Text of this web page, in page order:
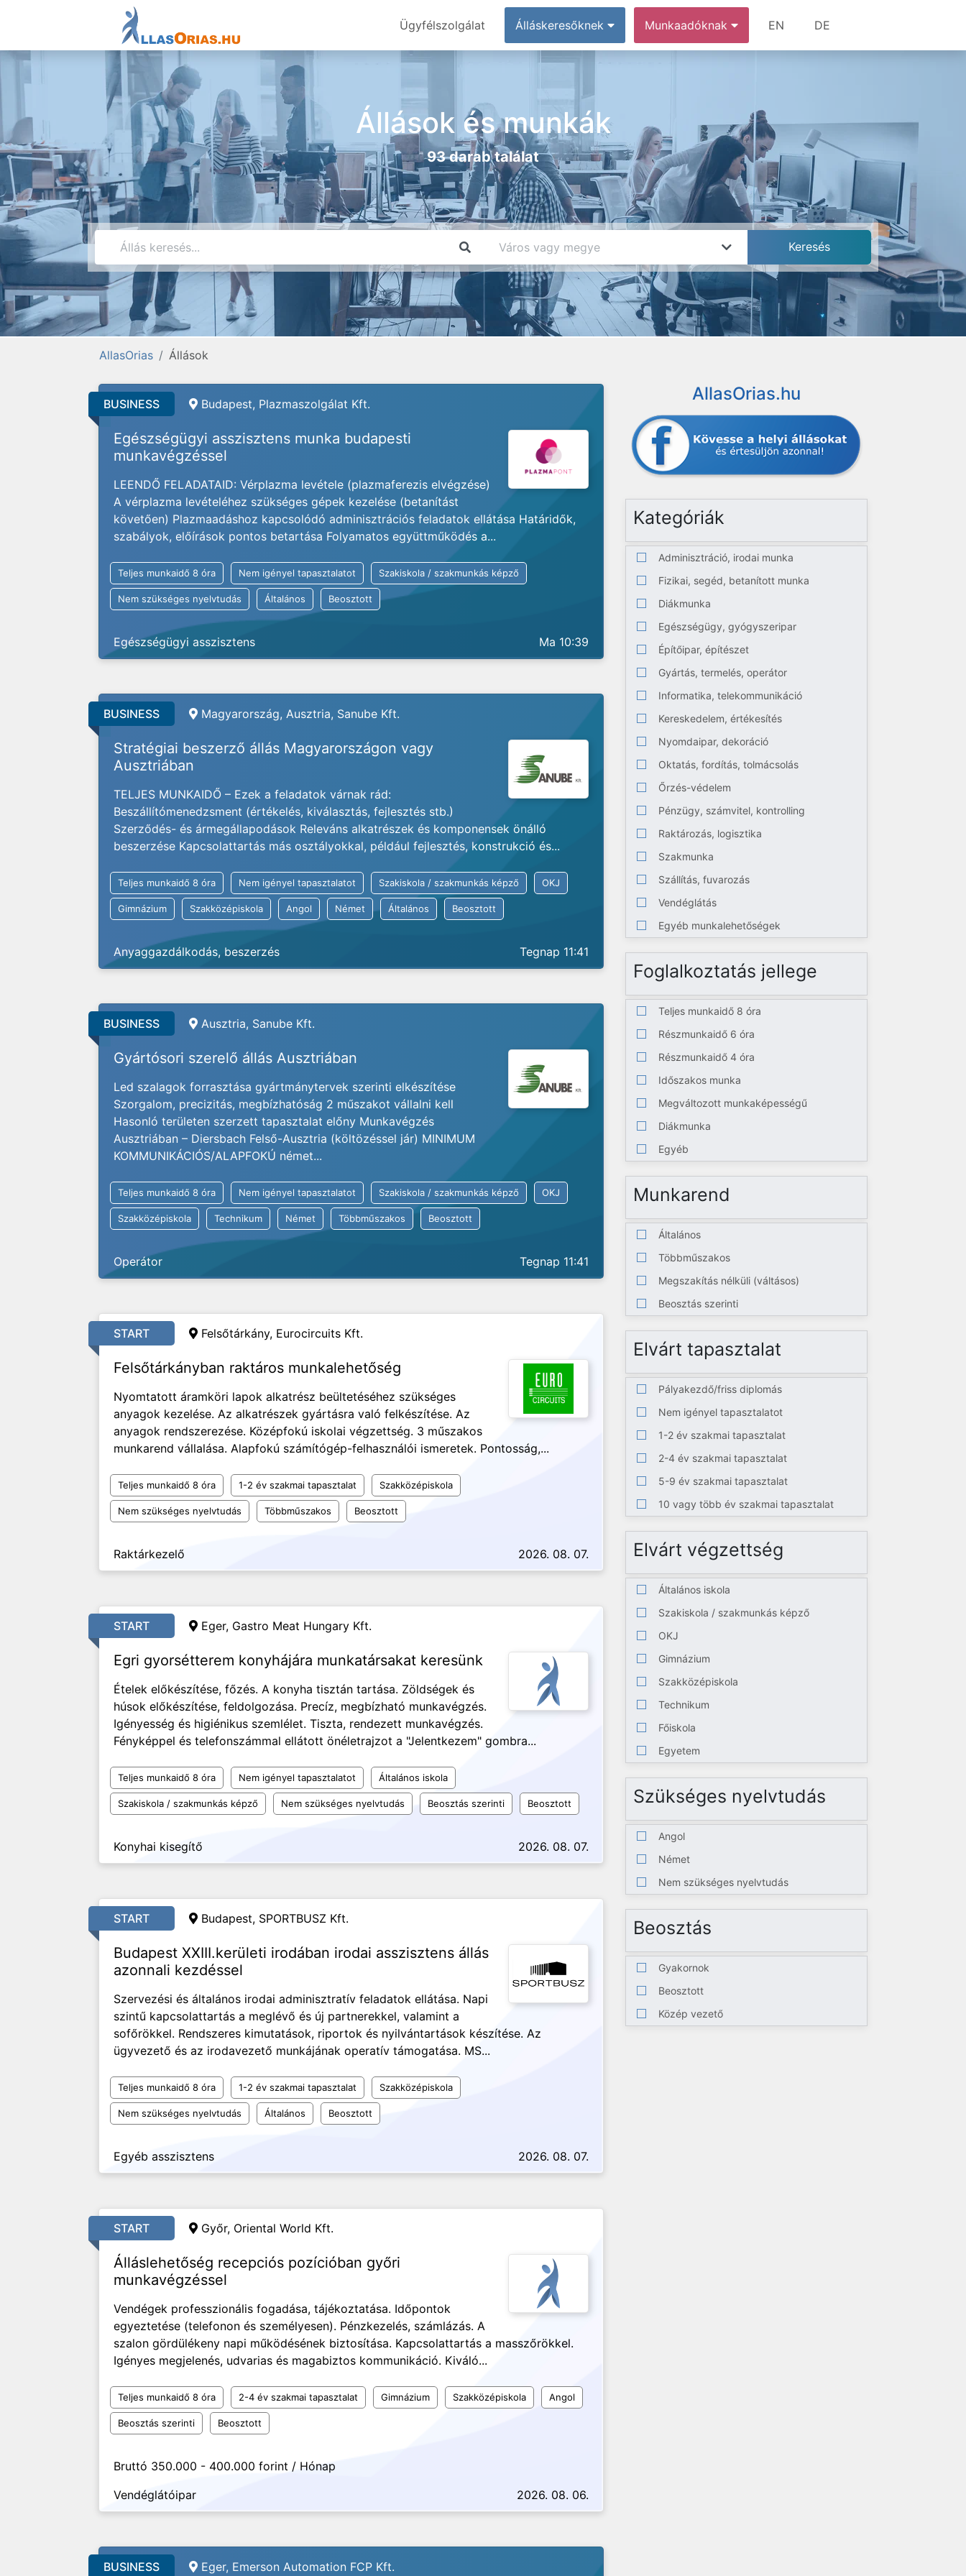
Ügyfélszolgálat Álláskeresőknek Munkaadóknak EN DE
Állások és munkák
93 darab találat
AllasOrias Állások
BUSINESS Budapest, Plazmaszolgálat Kft.
Egészségügyi asszisztens munka budapesti
munkavégzéssel
LEENDŐ FELADATAID: Vérplazma levétele (plazmaferezis elvégzése)
A vérplazma levételéhez szükséges gépek kezelése (betanítást
követően) Plazmaadáshoz kapcsolódó adminisztrációs feladatok ellátása Határidők,
szabályok, előírások pontos betartása Folyamatos együttműködés a...
Teljes munkaidő 8 óra Nem igényel tapasztalatot Szakiskola / szakmunkás képző
Nem szükséges nyelvtudás Általános Beosztott
Egészségügyi asszisztens Ma 10:39
BUSINESS Magyarország, Ausztria, Sanube Kft.
Stratégiai beszerző állás Magyarországon vagy
Ausztriában
TELJES MUNKAIDŐ – Ezek a feladatok várnak rád:
Beszállítómenedzsment (értékelés, kiválasztás, fejlesztés stb.)
Szerződés- és ármegállapodások Releváns alkatrészek és komponensek önálló
beszerzése Kapcsolattartás más osztályokkal, például fejlesztés, konstrukció és...
Teljes munkaidő 8 óra Nem igényel tapasztalatot Szakiskola / szakmunkás képző OKJ
Gimnázium Szakközépiskola Angol Német Általános Beosztott
Anyaggazdálkodás, beszerzés Tegnap 11:41
BUSINESS Ausztria, Sanube Kft.
Gyártósori szerelő állás Ausztriában
Led szalagok forrasztása gyártmánytervek szerinti elkészítése
Szorgalom, precizitás, megbízhatóság 2 műszakot vállalni kell
Hasonló területen szerzett tapasztalat előny Munkavégzés
Ausztriában – Diersbach Felső-Ausztria (költözéssel jár) MINIMUM
KOMMUNIKÁCIÓS/ALAPFOKÚ német...
Teljes munkaidő 8 óra Nem igényel tapasztalatot Szakiskola / szakmunkás képző OKJ
Szakközépiskola Technikum Német Többműszakos Beosztott
Operátor Tegnap 11:41
START Felsőtárkány, Eurocircuits Kft.
Felsőtárkányban raktáros munkalehetőség
Nyomtatott áramköri lapok alkatrész beültetéséhez szükséges
anyagok kezelése. Az alkatrészek gyártásra való felkészítése. Az
anyagok rendszerezése. Középfokú iskolai végzettség. 3 műszakos
munkarend vállalása. Alapfokú számítógép-felhasználói ismeretek. Pontosság,...
Teljes munkaidő 8 óra 1-2 év szakmai tapasztalat Szakközépiskola
Nem szükséges nyelvtudás Többműszakos Beosztott
Raktárkezelő 2026. 08. 07.
START Eger, Gastro Meat Hungary Kft.
Egri gyorsétterem konyhájára munkatársakat keresünk
Ételek előkészítése, főzés. A konyha tisztán tartása. Zöldségek és
húsok előkészítése, feldolgozása. Precíz, megbízható munkavégzés.
Igényesség és higiénikus szemlélet. Tiszta, rendezett munkavégzés.
Fényképpel és telefonszámmal ellátott önéletrajzot a "Jelentkezem" gombra...
Teljes munkaidő 8 óra Nem igényel tapasztalatot Általános iskola
Szakiskola / szakmunkás képző Nem szükséges nyelvtudás Beosztás szerinti Beosztott
Konyhai kisegítő 2026. 08. 07.
START Budapest, SPORTBUSZ Kft.
Budapest XXIII.kerületi irodában irodai asszisztens állás
azonnali kezdéssel
Szervezési és általános irodai adminisztratív feladatok ellátása. Napi
szintű kapcsolattartás a meglévő és új partnerekkel, valamint a
sofőrökkel. Rendszeres kimutatások, riportok és nyilvántartások készítése. Az
ügyvezető és az irodavezető munkájának operatív támogatása. MS...
Teljes munkaidő 8 óra 1-2 év szakmai tapasztalat Szakközépiskola
Nem szükséges nyelvtudás Általános Beosztott
Egyéb asszisztens 2026. 08. 07.
START Győr, Oriental World Kft.
Álláslehetőség recepciós pozícióban győri
munkavégzéssel
Vendégek professzionális fogadása, tájékoztatása. Időpontok
egyeztetése (telefonon és személyesen). Pénzkezelés, számlázás. A
szalon gördülékeny napi működésének biztosítása. Kapcsolattartás a masszőrökkel.
Igényes megjelenés, udvarias és magabiztos kommunikáció. Kiváló...
Teljes munkaidő 8 óra 2-4 év szakmai tapasztalat Gimnázium Szakközépiskola Angol
Beosztás szerinti Beosztott
Bruttó 350.000 - 400.000 forint / Hónap
Vendéglátóipar
2026. 08. 06.
BUSINESS Eger, Emerson Automation FCP Kft.
AllasOrias.hu
Kategóriák
Adminisztráció, irodai munka
Fizikai, segéd, betanított munka
Diákmunka
Egészségügy, gyógyszeripar
Építőipar, építészet
Gyártás, termelés, operátor
Informatika, telekommunikáció
Kereskedelem, értékesítés
Nyomdaipar, dekoráció
Oktatás, fordítás, tolmácsolás
Őrzés-védelem
Pénzügy, számvitel, kontrolling
Raktározás, logisztika
Szakmunka
Szállítás, fuvarozás
Vendéglátás
Egyéb munkalehetőségek
Foglalkoztatás jellege
Teljes munkaidő 8 óra
Részmunkaidő 6 óra
Részmunkaidő 4 óra
Időszakos munka
Megváltozott munkaképességű
Diákmunka
Egyéb
Munkarend
Általános
Többműszakos
Megszakítás nélküli (váltásos)
Beosztás szerinti
Elvárt tapasztalat
Pályakezdő/friss diplomás
Nem igényel tapasztalatot
1-2 év szakmai tapasztalat
2-4 év szakmai tapasztalat
5-9 év szakmai tapasztalat
10 vagy több év szakmai tapasztalat
Elvárt végzettség
Általános iskola
Szakiskola / szakmunkás képző
OKJ
Gimnázium
Szakközépiskola
Technikum
Főiskola
Egyetem
Szükséges nyelvtudás
Angol
Német
Nem szükséges nyelvtudás
Beosztás
Gyakornok
Beosztott
Közép vezető